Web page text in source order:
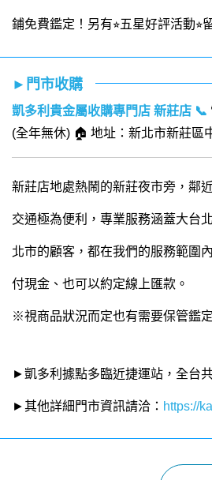
鋪免費鑑定！ 另有⭐︎五星好評活動
►門市收購
凱多利貴金屬收購專門店 新莊店 📞
(全年無休) 🏠 地址：新北市新莊區
新莊店地處熱鬧的新莊夜市旁，鄰
交通極為便利，專業服務涵蓋大台
北市的顧客，都在我們的服務範圍內
付現金、也可以約定線上匯款。
※視商品狀況而定也有需要保管鑑
►凱多利據點多臨近捷運站，全台
►其他詳細門市資訊請洽： https://